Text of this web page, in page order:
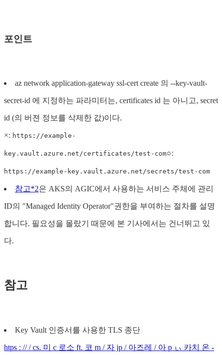
포인트
az network application-gateway ssl-cert create 의 --key-vault-
secret-id 에 지정하는 파라미터는, certificates id 는 아니고, secret
id (의 버젼 정보를 삭제한 값)이다.
×: https://example-
key.vault.azure.net/certificates/test-com○:
https://example-key.vault.azure.net/secrets/test-com
참고*2은 AKS의 AGIC에서 사용하는 서비스 주체에 관리
ID의 "Managed Identity Operator"권한을 부여하는 절차를 설명
합니다. 필요성을 몰랐기 때문에 본 기사에서는 건너뛰고 있
다.
참고
Key Vault 인증서를 사용한 TLS 종단
htps : // / cs. 미 c 로소 ft. 코 m / 자 jp / 아즈레 / 아 p ぃ 카치 온 -